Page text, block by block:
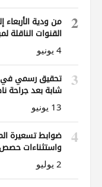
2
القنوات الناقلة
4 يونيو
3
تحقيق رسمي في
شابة بعد جراحة
13 يونيو
4
ضوابط تسعيرة
واستثناءات
2 يوليو